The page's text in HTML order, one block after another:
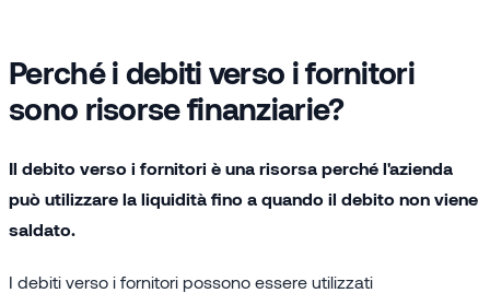
Perché i debiti verso i fornitori
sono risorse finanziarie?
Il debito verso i fornitori è una risorsa perché l'azienda
può utilizzare la liquidità fino a quando il debito non viene
saldato.
I debiti verso i fornitori possono essere utilizzati